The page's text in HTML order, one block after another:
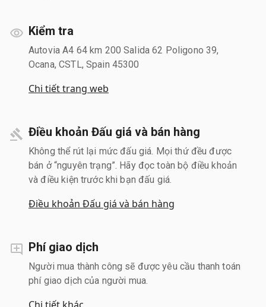
Kiểm tra
Autovia A4 64 km 200 Salida 62 Poligono 39,
Ocana, CSTL, Spain 45300
Chi tiết trang web
Điều khoản Đấu giá và bán hàng
Không thể rút lại mức đấu giá. Mọi thứ đều được
bán ở “nguyên trạng”. Hãy đọc toàn bộ điều khoản
và điều kiện trước khi bạn đấu giá.
Điều khoản Đấu giá và bán hàng
Phí giao dịch
Người mua thành công sẽ được yêu cầu thanh toán
phí giao dịch của người mua.